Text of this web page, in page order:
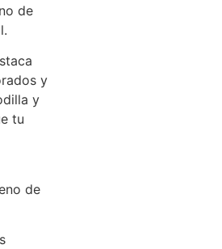
de
y
y
tu
de